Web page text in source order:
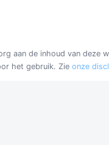
aan de inhoud van deze
het gebruik. Zie onze